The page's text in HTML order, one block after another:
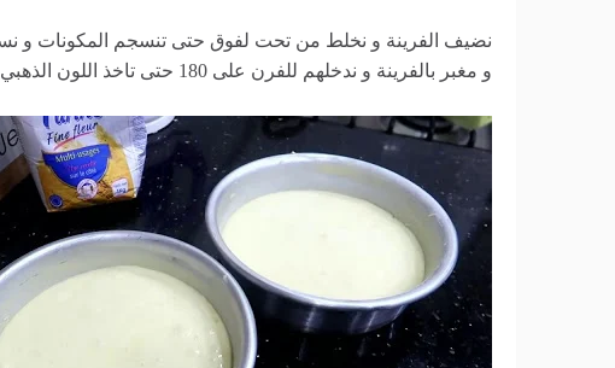
و مغبر بالفرينة و ندخلهم للفرن على 180 حتى تاخذ اللون الذهبي؛